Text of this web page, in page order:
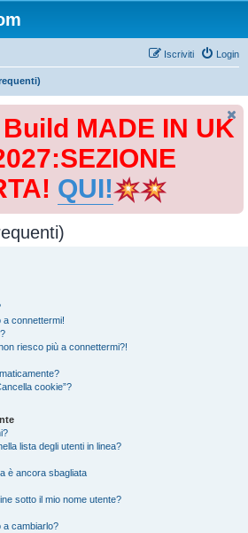
Login
Iscriviti
MADE IN UK
QUI!
a connettermi!
riesco più a connettermi?!
cookie”?
lista degli utenti in linea?
è ancora sbagliata
sotto il mio nome utente?
a cambiarlo?